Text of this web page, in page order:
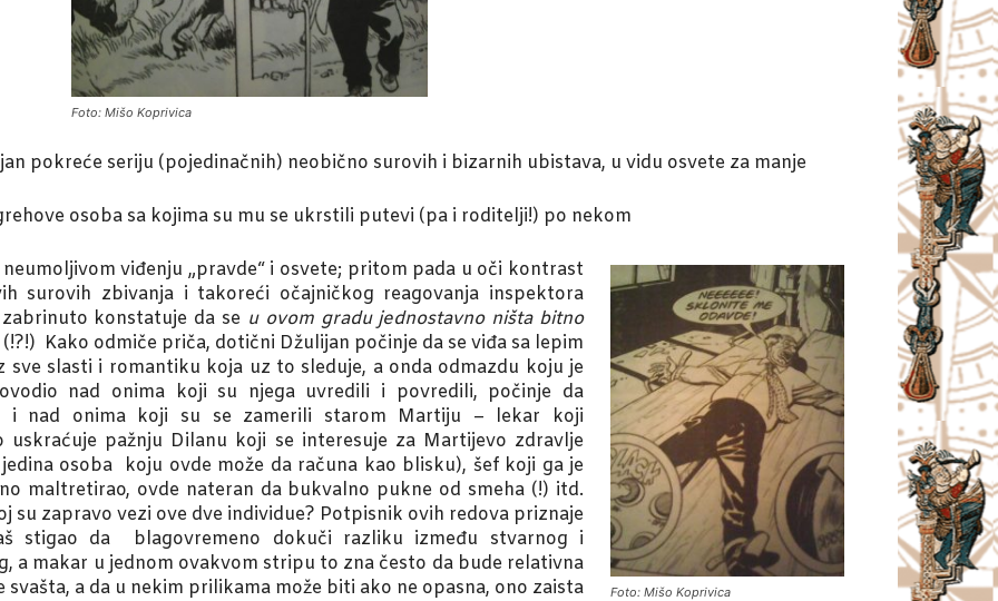
Foto: Mišo Koprivica
pokreće seriju (pojedinačnih) neobično surovih i bizarnih ubistava, u vidu osvete za manje
osoba sa kojima su mu se ukrstili putevi (pa i roditelji!) po nekom
Foto: Mišo Koprivica
viđenju „pravde“ i osvete; pritom pada u oči kontrast
surovih zbivanja i takoreći očajničkog reagovanja inspektora
konstatuje da se u ovom gradu jednostavno ništa bitno
(!?!) Kako odmiče priča, dotični Džulijan počinje da se viđa sa lepim
sve slasti i romantiku koja uz to sleduje, a onda odmazdu koju je
nad onima koji su njega uvredili i povredili, počinje da
i nad onima koji su se zamerili starom Martiju – lekar koji
uskraćuje pažnju Dilanu koji se interesuje za Martijevo zdravlje
osoba koju ovde može da računa kao blisku), šef koji ga je
maltretirao, ovde nateran da bukvalno pukne od smeha (!) itd.
su zapravo vezi ove dve individue? Potpisnik ovih redova priznaje
stigao da blagovremeno dokuči razliku između stvarnog i
a makar u jednom ovakvom stripu to zna često da bude relativna
svašta, a da u nekim prilikama može biti ako ne opasna, ono zaista